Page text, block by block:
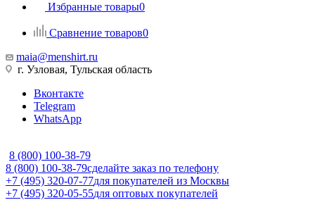
Избранные товары0
Сравнение товаров0
maia@menshirt.ru
г. Узловая, Тульская область
Вконтакте
Telegram
WhatsApp
8 (800) 100-38-79
8 (800) 100-38-79сделайте заказ по телефону
+7 (495) 320-07-77для покупателей из Москвы
+7 (495) 320-05-55для оптовых покупателей